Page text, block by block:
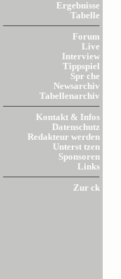
Ergebnisse
Tabelle
Forum
Live
Interview
Tippspiel
Spr che
Newsarchiv
Tabellenarchiv
Kontakt & Infos
Datenschutz
Redakteur werden
Unterst tzen
Sponsoren
Links
Zur ck